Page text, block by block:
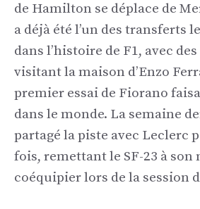
de Hamilton se déplace de
a déjà été l’un des transferts
dans l’histoire de F1, avec
visitant la maison d’Enzo
premier essai de Fiorano
dans le monde. La semaine
partagé la piste avec Leclerc
fois, remettant le SF-23 à son
coéquipier lors de la session